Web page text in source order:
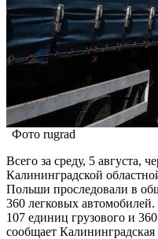
Фото rugrad
Всего за среду, 5 августа,
Калининградской
Польши проследовали в
360 легковых
107 единиц грузового и
сообщает